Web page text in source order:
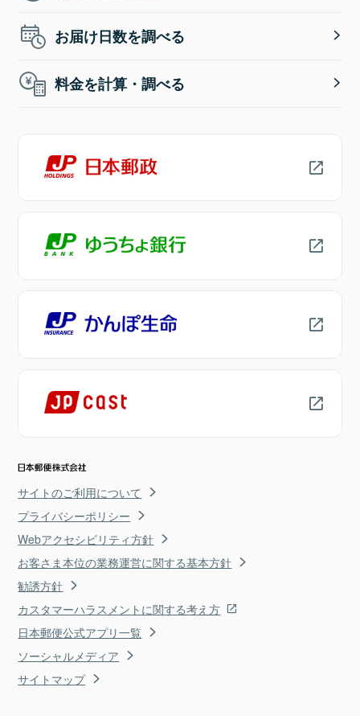
お届け日数を調べる
料金を計算・調べる
サイトのご利用について
プライバシーポリシー
Webアクセシビリティ方針
お客さま本位の業務運営に関する基本方針
勧誘方針
カスタマーハラスメントに関する考え方
日本郵便公式アプリ一覧
ソーシャルメディア
サイトマップ